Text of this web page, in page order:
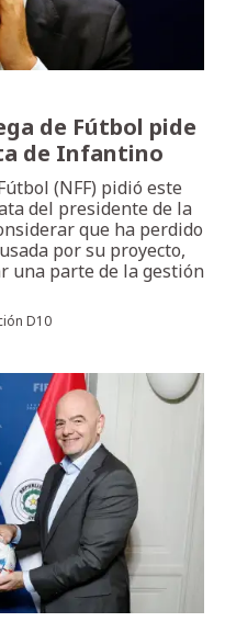
de Fútbol pide
de Infantino
(NFF) pidió este
del presidente de la
que ha perdido
por su proyecto,
una parte de la gestión
D10